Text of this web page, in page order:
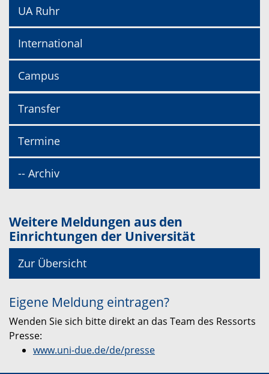
UA Ruhr
International
Campus
Transfer
Termine
-- Archiv
Weitere Meldungen aus den
Einrichtungen der Universität
Zur Übersicht
Eigene Meldung eintragen?
Wenden Sie sich bitte direkt an das Team des Ressorts
Presse:
www.uni-due.de/de/presse